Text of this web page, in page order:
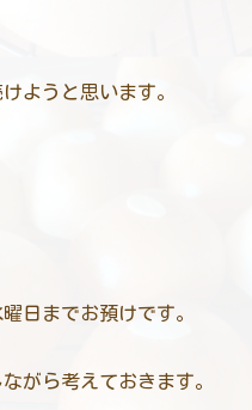
ようと思います。
日までお預けです。
がら考えておきます。